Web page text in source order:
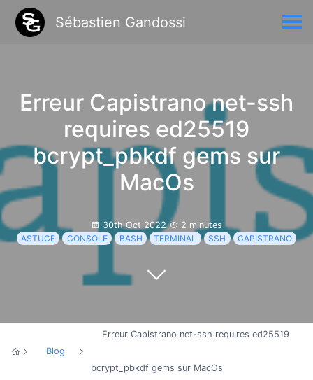
Sébastien Gandossi
Erreur Capistrano net-ssh
requires ed25519
bcrypt_pbkdf gems sur
MacOs
30th Oct 2022
2 minutes
ASTUCE
CONSOLE BASH TERMINAL SSH CAPISTRANO
Blog
Erreur Capistrano net-ssh requires ed25519
bcrypt_pbkdf gems sur MacOs